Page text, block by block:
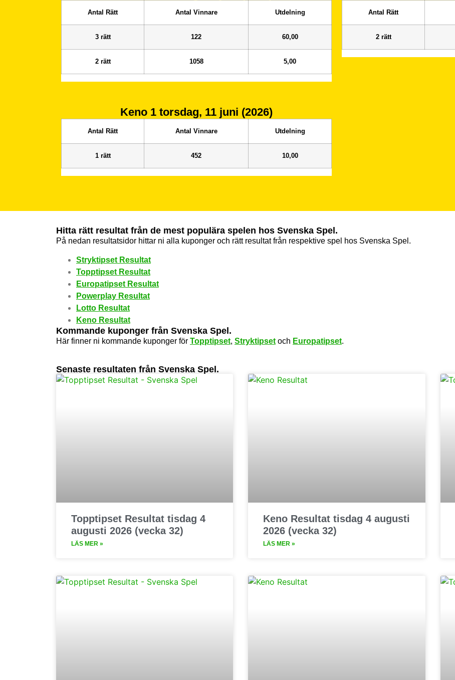
Antal Rätt Antal Vinnare Utdelning
3 rätt 122 60,00
2 rätt 1058 5,00
Antal Rätt
2 rätt
Keno 1 torsdag, 11 juni (2026)
Antal Rätt Antal Vinnare Utdelning
1 rätt 452 10,00
Hitta rätt resultat från de mest populära spelen hos Svenska Spel.
På nedan resultatsidor hittar ni alla kuponger och rätt resultat från respektive spel hos Svenska Spel.
Stryktipset Resultat
Topptipset Resultat
Europatipset Resultat
Powerplay Resultat
Lotto Resultat
Keno Resultat
Kommande kuponger från Svenska Spel.
Här finner ni kommande kuponger för Topptipset, Stryktipset och Europatipset.
Senaste resultaten från Svenska Spel.
Topptipset Resultat tisdag 4
augusti 2026 (vecka 32)
LÄS MER »
Keno Resultat tisdag 4 augusti
2026 (vecka 32)
LÄS MER »